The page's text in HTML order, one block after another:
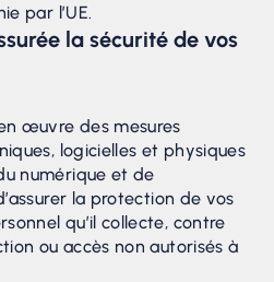
par l’UE.
la sécurité de vos
œuvre des mesures
logicielles et physiques
numérique et de
la protection de vos
qu’il collecte, contre
ou accès non autorisés à